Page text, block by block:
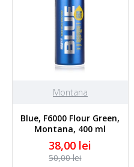
Montana
Blue, F6000 Flour Green,
Montana, 400 ml
38,00 lei
50,00 lei